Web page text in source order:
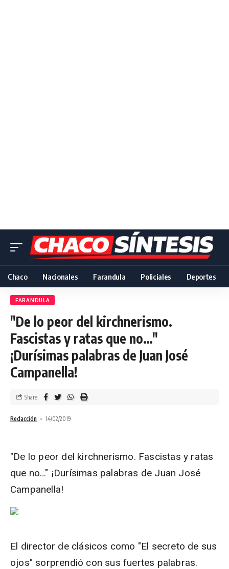
Chaco Nacionales Farandula Policiales Deportes
FARANDULA
"De lo peor del kirchnerismo.
Fascistas y ratas que no…"
¡Durísimas palabras de Juan José
Campanella!
Redacción 14/02/2019
Share
"De lo peor del kirchnerismo. Fascistas y ratas
que no…" ¡Durísimas palabras de Juan José
Campanella!
El director de clásicos como "El secreto de sus
ojos" sorprendió con sus fuertes palabras.